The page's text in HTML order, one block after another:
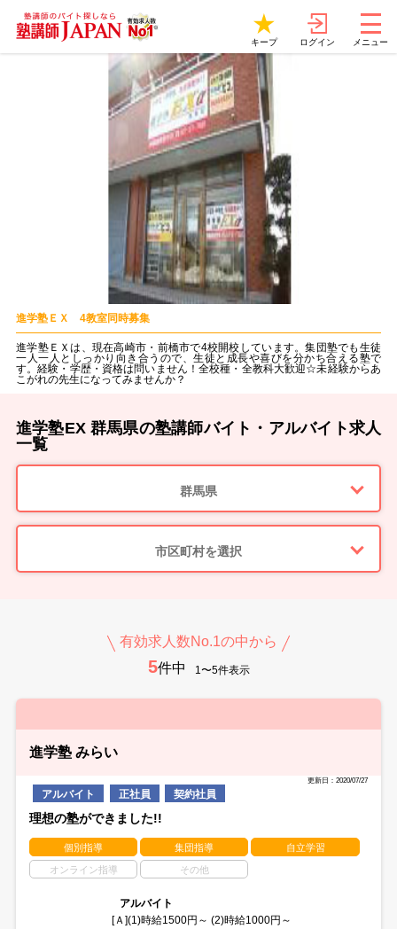
キープ ログイン メニュー
進学塾ＥＸ 4教室同時募集
進学塾ＥＸは、現在高崎市・前橋市で4校開校しています。集団塾でも生徒
一人一人としっかり向き合うので、生徒と成長や喜びを分かち合える塾で
す。経験・学歴・資格は問いません！全校種・全教科大歓迎☆未経験からあ
こがれの先生になってみませんか？
進学塾EX 群馬県の塾講師バイト・アルバイト求人
一覧
群馬県
市区町村を選択
有効求人数No.1の中から
5件中 1〜5件表示
進学塾 みらい
更新日：2020/07/27
アルバイト 正社員 契約社員
理想の塾ができました!!
個別指導 集団指導 自立学習
オンライン指導 その他
アルバイト
[Ａ](1)時給1500円～ (2)時給1000円～